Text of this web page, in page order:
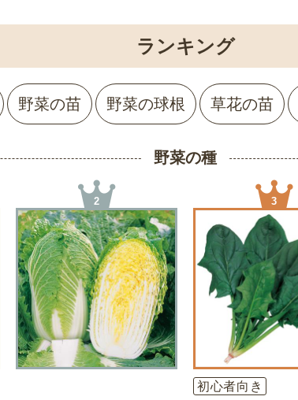
ランキング
野菜の苗 野菜の球根 草花の苗
野菜の種
2 3
初心者向き